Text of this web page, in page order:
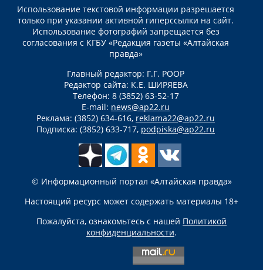
Использование текстовой информации разрешается
только при указании активной гиперссылки на сайт.
Использование фотографий запрещается без
согласования с КГБУ «Редакция газеты «Алтайская
правда»
Главный редактор: Г.Г. РООР
Редактор сайта: К.Е. ШИРЯЕВА
Телефон: 8 (3852) 63-52-17
E-mail: news@ap22.ru
Реклама: (3852) 634-616, reklama22@ap22.ru
Подписка: (3852) 633-717, podpiska@ap22.ru
© Информационный портал «Алтайская правда»
Настоящий ресурс может содержать материалы 18+
Пожалуйста, ознакомьтесь с нашей Политикой
конфиденциальности.